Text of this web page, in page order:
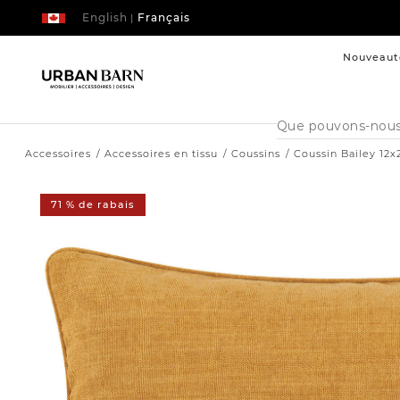
| Français
English
Cataloque
de
recherche
Accessoires Accessoires en tissu Coussins Coussin Bailey
71 % de rabais